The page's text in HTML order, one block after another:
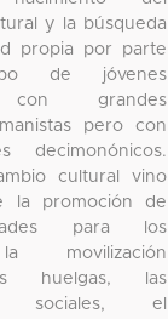
y la búsqueda
propia por parte
de jóvenes
con grandes
pero con
decimonónicos.
cultural vino
la promoción de
para los
movilización
huelgas, las
sociales, el